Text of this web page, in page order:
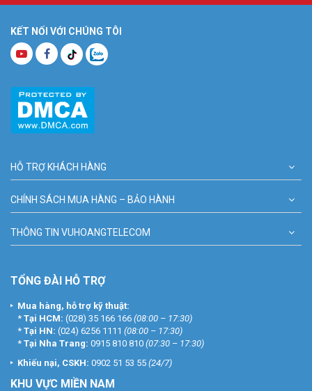
KẾT NỐI VỚI CHÚNG TÔI
HỖ TRỢ KHÁCH HÀNG
CHÍNH SÁCH MUA HÀNG – BẢO HÀNH
THÔNG TIN VUHOANGTELECOM
TỔNG ĐÀI HỖ TRỢ
Mua hàng, hỗ trợ kỹ thuật:
* Tại HCM: (028) 35 166 166 (08:00 – 17:30)
* Tại HN: (024) 6256 1111 (08:00 – 17:30)
* Tại Nha Trang: 0915 810 810 (07:30 – 17:30)
Khiếu nại, CSKH: 0902 51 53 55 (24/7)
KHU VỰC MIỀN NAM